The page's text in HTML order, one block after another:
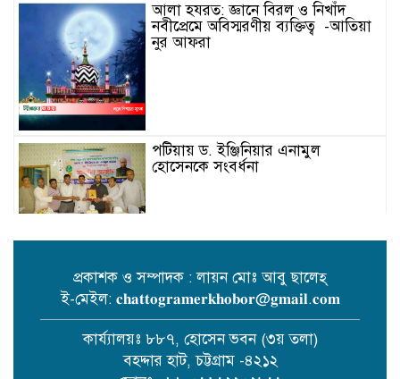
আলা হযরত: জ্ঞানে বিরল ও নিখাঁদ
নবীপ্রেমে অবিস্মরণীয় ব্যক্তিত্ব -আতিয়া
নুর আফরা
পটিয়ায় ড. ইঞ্জিনিয়ার এনামুল
হোসেনকে সংবর্ধনা
বাইশে শ্রাবণ: মানুষের হৃদয়ে
কান্তি বড়ুয়া
প্রকাশক ও সম্পাদক : লায়ন মোঃ আবু ছালেহ্
ই-মেইল: 𝐜𝐡𝐚𝐭𝐭𝐨𝐠𝐫𝐚𝐦𝐞𝐫𝐤𝐡𝐨𝐛𝐨𝐫@𝐠𝐦𝐚𝐢𝐥.𝐜𝐨𝐦
কার্য্যালয়ঃ ৮৮৭, হোসেন ভবন (৩য় তলা)
বহদ্দার হাট, চট্টগ্রাম -৪২১২